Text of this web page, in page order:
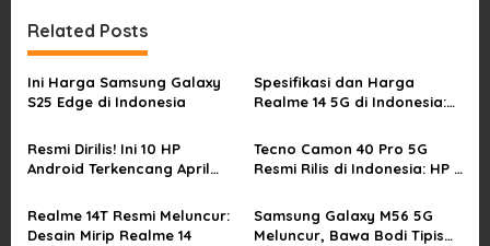
n
a
v
g
t
Related Posts
Ini Harga Samsung Galaxy
S25 Edge di Indonesia
Spesifikasi dan Harga
Realme 14 5G di Indonesia:
Resmi Dirilis! Ini 10 HP
Android Terkencang April
Tecno Camon 40 Pro 5G
Resmi Rilis di Indonesia: HP 3
Realme 14T Resmi Meluncur:
Desain Mirip Realme 14
Samsung Galaxy M56 5G
Meluncur, Bawa Bodi Tipis